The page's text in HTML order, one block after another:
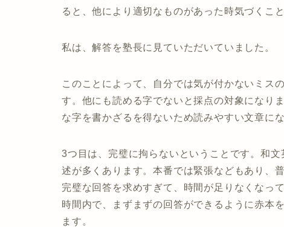
ると、他により適切なものがあった時気づくこ
私は、解答を塾長に見ていただいていました。
このことによって、自分では気が付かないミス
す。他にも読める字でないと採点の対象になり
な字を書かざるを得ないため読みやすい文章に
3つ目は、完璧に拘らないということです。和
述が多くあります。本番では緊張などもあり、
完璧な回答を求めすぎて、時間が足りなくなっ
時間内で、まずまずの回答ができるように赤本
ます。